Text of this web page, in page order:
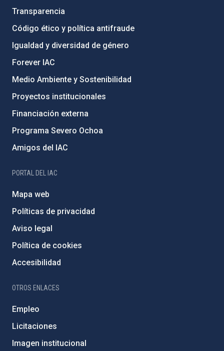
Transparencia
Código ético y política antifraude
Igualdad y diversidad de género
Forever IAC
Medio Ambiente y Sostenibilidad
Proyectos institucionales
Financiación externa
Programa Severo Ochoa
Amigos del IAC
PORTAL DEL IAC
Mapa web
Políticas de privacidad
Aviso legal
Política de cookies
Accesibilidad
OTROS ENLACES
Empleo
Licitaciones
Imagen institucional